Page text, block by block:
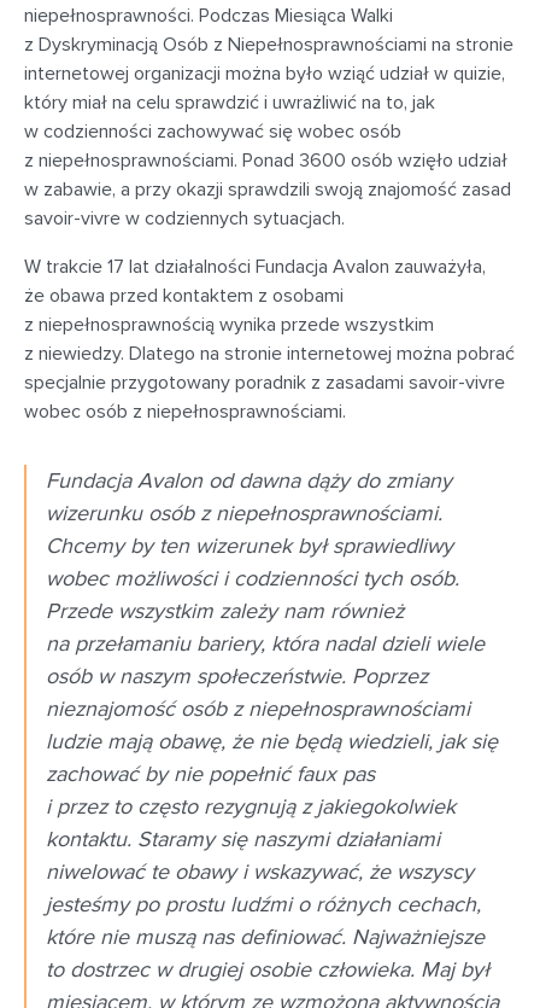
niepełnosprawności. Podczas Miesiąca Walki
z Dyskryminacją Osób z Niepełnosprawnościami na stronie
internetowej organizacji można było wziąć udział w quizie,
który miał na celu sprawdzić i uwrażliwić na to, jak
w codzienności zachowywać się wobec osób
z niepełnosprawnościami. Ponad 3600 osób wzięło udział
w zabawie, a przy okazji sprawdzili swoją znajomość zasad
savoir-vivre w codziennych sytuacjach.
W trakcie 17 lat działalności Fundacja Avalon zauważyła,
że obawa przed kontaktem z osobami
z niepełnosprawnością wynika przede wszystkim
z niewiedzy. Dlatego na stronie internetowej można pobrać
specjalnie przygotowany poradnik z zasadami savoir-vivre
wobec osób z niepełnosprawnościami.
Fundacja Avalon od dawna dąży do zmiany
wizerunku osób z niepełnosprawnościami.
Chcemy by ten wizerunek był sprawiedliwy
wobec możliwości i codzienności tych osób.
Przede wszystkim zależy nam również
na przełamaniu bariery, która nadal dzieli wiele
osób w naszym społeczeństwie. Poprzez
nieznajomość osób z niepełnosprawnościami
ludzie mają obawę, że nie będą wiedzieli, jak się
zachować by nie popełnić faux pas
i przez to często rezygnują z jakiegokolwiek
kontaktu. Staramy się naszymi działaniami
niwelować te obawy i wskazywać, że wszyscy
jesteśmy po prostu ludźmi o różnych cechach,
które nie muszą nas definiować. Najważniejsze
to dostrzec w drugiej osobie człowieka. Maj był
miesiącem, w którym ze wzmożoną aktywnością